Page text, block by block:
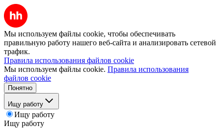
Мы используем файлы cookie, чтобы обеспечивать
правильную работу нашего веб-сайта и анализировать сетевой
трафик.
Правила использования файлов cookie
Мы используем файлы cookie. Правила использования
файлов cookie
Понятно
Ищу работу
Ищу работу
Ищу работу